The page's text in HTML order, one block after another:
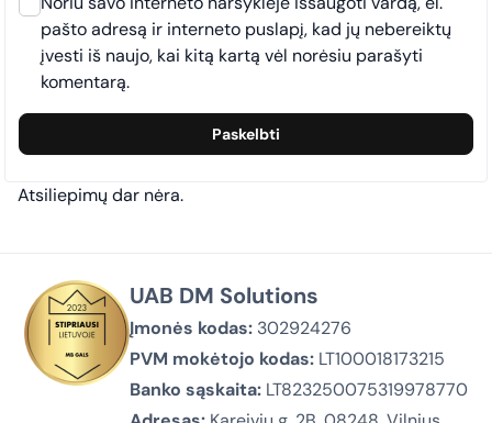
Atsiliepimų dar nėra.
pašto adresą ir interneto puslapį, kad jų nebereiktų
įvesti iš naujo, kai kitą kartą vėl norėsiu parašyti
komentarą.
UAB DM Solutions
Įmonės kodas: 302924276
PVM mokėtojo kodas: LT100018173215
Banko sąskaita: LT823250075319978770